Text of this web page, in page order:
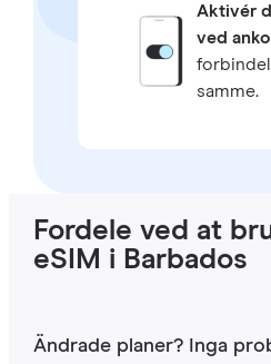
Aktivér
ved
samme.
Fordele ved at
eSIM i Barbados
Ändrade planer? Inga